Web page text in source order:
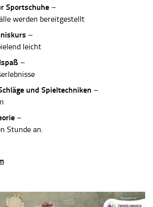
Sportschuhe –
werden bereitgestellt
–
leicht
–
und Spieltechniken –
–
Stunde an.